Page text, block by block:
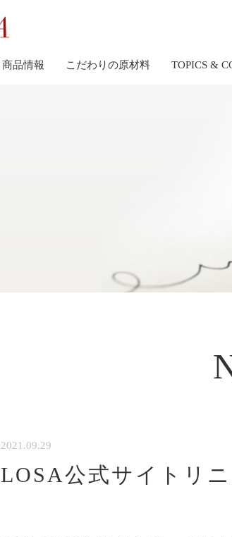
商品情報 こだわりの原材料 TOPICS &
2021.09.29
LOSA公式サイトリ